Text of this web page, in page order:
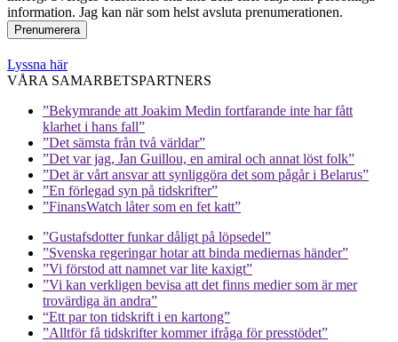
information. Jag kan när som helst avsluta prenumerationen.
Lyssna här
VÅRA SAMARBETSPARTNERS
”Bekymrande att Joakim Medin fortfarande inte har fått
klarhet i hans fall”
”Det sämsta från två världar”
”Det var jag, Jan Guillou, en amiral och annat löst folk”
”Det är vårt ansvar att synliggöra det som pågår i Belarus”
”En förlegad syn på tidskrifter”
”FinansWatch låter som en fet katt”
”Gustafsdotter funkar dåligt på löpsedel”
”Svenska regeringar hotar att binda mediernas händer”
”Vi förstod att namnet var lite kaxigt”
”Vi kan verkligen bevisa att det finns medier som är mer
trovärdiga än andra”
“Ett par ton tidskrift i en kartong”
”Alltför få tidskrifter kommer ifråga för presstödet”